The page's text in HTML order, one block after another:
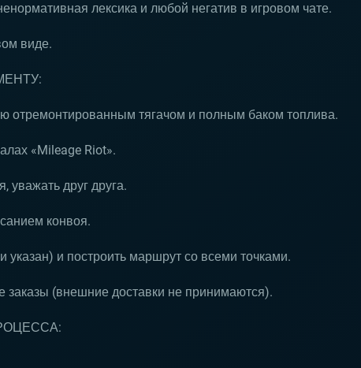
лексика и любой негатив в игровом чате.
виде.
отремонтированным тягачом и полным баком топлива.
«Mileage Riot».
уважать друг друга.
конвоя.
указан) и построить маршрут со всеми точками.
заказы (внешние доставки не принимаются).